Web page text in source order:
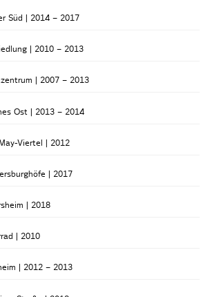
Süd | 2014 – 2017
| 2010 – 2013
| 2007 – 2013
Ost | 2013 – 2014
Viertel | 2012
| 2017
| 2018
| 2010
| 2012 – 2013